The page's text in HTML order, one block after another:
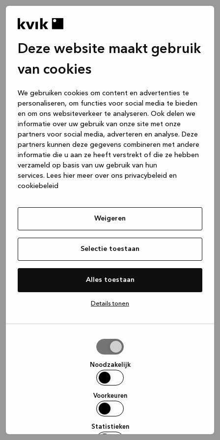
Deze website maakt gebruik
van cookies
We gebruiken cookies om content en advertenties te
personaliseren, om functies voor social media te bieden
en om ons websiteverkeer te analyseren. Ook delen we
informatie over uw gebruik van onze site met onze
partners voor social media, adverteren en analyse. Deze
partners kunnen deze gegevens combineren met andere
informatie die u aan ze heeft verstrekt of die ze hebben
verzameld op basis van uw gebruik van hun
services. Lees hier meer over ons privacybeleid en
cookiebeleid
Weigeren
Selectie toestaan
Alles toestaan
Details tonen
Noodzakelijk
Voorkeuren
Statistieken
(see the browser console for more
information).